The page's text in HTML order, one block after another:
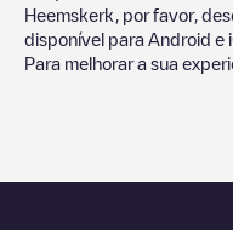
Heemskerk
, por favor,
disponível para Android e
Para melhorar a sua